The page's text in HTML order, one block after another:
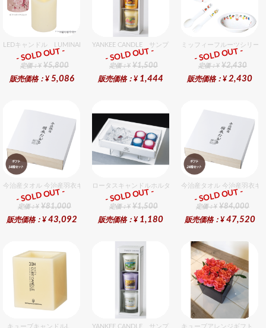
LEDキャンドル LUMINARA（ルミナラ） 桜ピラー3x4
ギフト
定価：¥ ¥5,800
販売価格：¥ 5,086
- SOLD OUT -
YANKEE CANDLE サンプラー3個・ホルダーセット フル
ギフト
定価：¥ ¥1,500
販売価格：¥ 1,444
- SOLD OUT -
ミッフィーフルーツシリー
ギフト
定価：¥ ¥2,430
販売価格：¥ 2,430
- SOLD OUT -
今治産タオル 今治産羽衣ギフトフェイスタオル 54個入セット
ギフト
定価：¥ ¥81,000
販売価格：¥ 43,092
- SOLD OUT -
ロータスキャンドルホルダーギフトセット
ギフト
定価：¥ ¥1,500
販売価格：¥ 1,180
- SOLD OUT -
今治産タオル 今治産羽衣
ギフト
定価：¥ ¥84,000
販売価格：¥ 47,520
- SOLD OUT -